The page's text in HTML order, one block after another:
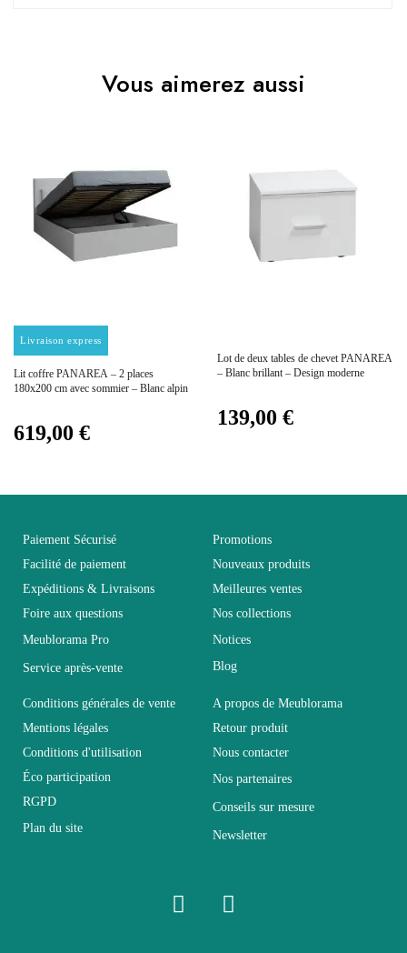
Adulte
Coloris
Dimensions 207x101x207
Non Empilable
Entretien
Facile d'entretien avec
Fixe Non fixe
Garantie 2 ans
Pliable Non pliable
Relevable
et MDF de première
qualité
Vous devez vous connecter pour laisser un avis
Vous aimerez aussi
Livraison express
Prix
Lit coffre PANAREA – 2 places
180x200 cm avec sommier – Blanc alpin
619,00 €
Lot de deux tables de chevet PANAREA
– Blanc brillant – Design moderne
139,00 €
Paiement Sécurisé
Facilité de paiement
Expéditions & Livraisons
Foire aux questions
Meublorama Pro
Service après-vente
Promotions
Nouveaux produits
Meilleures ventes
Nos collections
Notices
Blog
Conditions générales de vente
Mentions légales
Conditions d'utilisation
Éco participation
RGPD
Plan du site
A propos de Meublorama
Retour produit
Nous contacter
Nos partenaires
Conseils sur mesure
Newsletter